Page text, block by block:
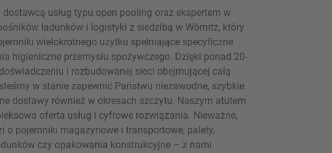
usług typu open pooling oraz ekspertem w
ładunków i logistyki z siedzibą w Wörnitz, który
wielokrotnego użytku spełniające specyficzne
higieniczne przemysłu spożywczego. Dzięki ponad 20-
i rozbudowanej sieci obejmującej całą
w stanie zapewnić Państwu niezawodne, szybkie
dostawy również w okresach szczytu. Naszym atutem
oferta usług i cyfrowe rozwiązania. Nieważne,
o pojemniki magazynowe i transportowe, palety,
czy opakowania konstrukcyjne – z nami